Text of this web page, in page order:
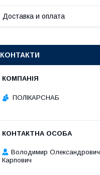
Доставка и оплата
КОНТАКТИ
ПОЛІКАРСНАБ
Володимир Олександрович
Карпович